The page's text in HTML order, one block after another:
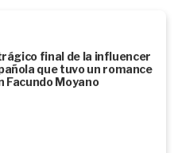
final de la influencer
que tuvo un romance
Facundo Moyano